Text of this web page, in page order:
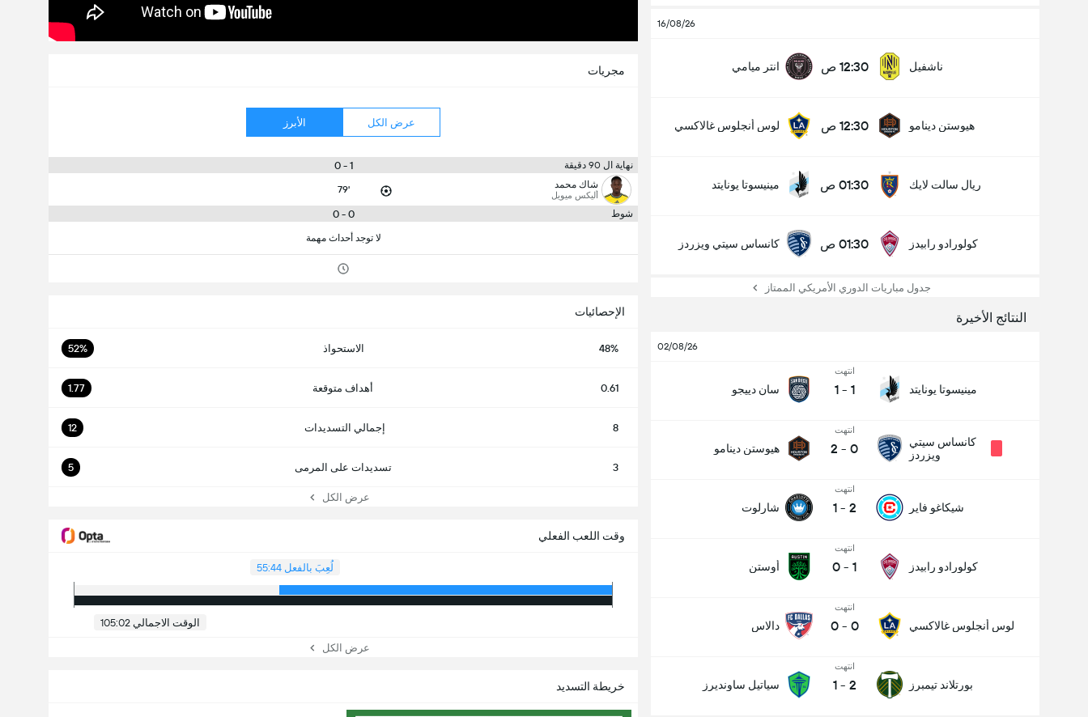
16/08/26
ناشفيل 12:30 ص انتر ميامي
هيوستن دينامو 12:30 ص لوس أنجلوس غالاكسي
ريال سالت لايك 01:30 ص مينيسوتا يونايتد
كولورادو رابيدز 01:30 ص كانساس سيتي ويزردز
جدول مباريات الدوري الأمريكي الممتاز
النتائج الأخيرة
02/08/26
مينيسوتا يونايتد
انتهت
1
-
1 سان دييجو
كانساس سيتي
ويزردز
انتهت
0
-
2 هيوستن دينامو
شيكاغو فاير
انتهت
2
-
1 شارلوت
كولورادو رابيدز
انتهت
1
-
0 أوستن
لوس أنجلوس غالاكسي
انتهت
0
-
0 دالاس
بورتلاند تيمبرز
انتهت
2
-
1 سياتيل ساونديرز
مجريات
عرض الكل الأبرز
نهاية ال 90 دقيقة 1 - 0
شاك محمد
أليكس ميويل 79'
شوط 0 - 0
لا توجد أحداث مهمة
الإحصائيات
48% الاستحواذ 52%
0.61 أهداف متوقعة 1.77
8 إجمالي التسديدات 12
3 تسديدات على المرمى 5
عرض الكل
وقت اللعب الفعلي
لُعِبَ بالفعل 55:44
الوقت الاجمالي 105:02
عرض الكل
خريطة التسديد